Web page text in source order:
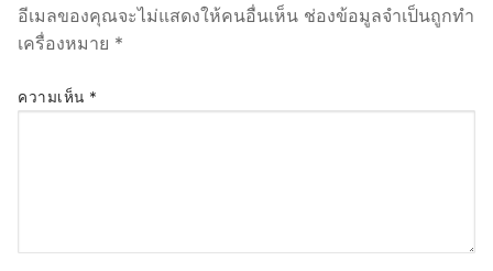
อีเมลของคุณจะไม่แสดงให้คนอื่นเห็น ช่องข้อมูลจำเป็นถูกทำ
เครื่องหมาย *
ความเห็น *